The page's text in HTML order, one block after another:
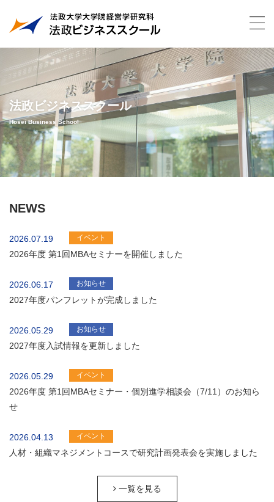
法政ビジネススクール
Hosei Business School
NEWS
2026.07.19 イベント
2026年度 第1回MBAセミナーを開催しました
2026.06.17 お知らせ
2027年度パンフレットが完成しました
2026.05.29 お知らせ
2027年度入試情報を更新しました
2026.05.29 イベント
2026年度 第1回MBAセミナー・個別進学相談会（7/11）のお知ら
せ
2026.04.13 イベント
人材・組織マネジメントコースで研究計画発表会を実施しました
一覧を見る